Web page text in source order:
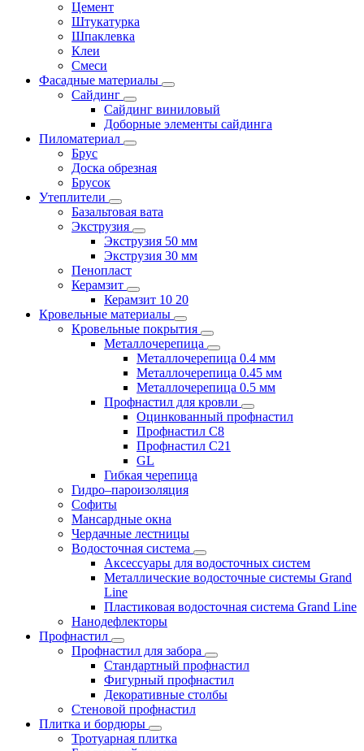
Цемент
Штукатурка
Шпаклевка
Клеи
Смеси
Фасадные материалы
Сайдинг
Сайдинг виниловый
Доборные элементы сайдинга
Пиломатериал
Брус
Доска обрезная
Брусок
Утеплители
Базальтовая вата
Экструзия
Экструзия 50 мм
Экструзия 30 мм
Пенопласт
Керамзит
Керамзит 10 20
Кровельные материалы
Кровельные покрытия
Металлочерепица
Металлочерепица 0.4 мм
Металлочерепица 0.45 мм
Металлочерепица 0.5 мм
Профнастил для кровли
Оцинкованный профнастил
Профнастил С8
Профнастил С21
GL
Гибкая черепица
Гидро–пароизоляция
Софиты
Мансардные окна
Чердачные лестницы
Водосточная система
Аксессуары для водосточных систем
Металлические водосточные системы Grand
Line
Пластиковая водосточная система Grand Line
Нанодефлекторы
Профнастил
Профнастил для забора
Стандартный профнастил
Фигурный профнастил
Декоративные столбы
Стеновой профнастил
Плитка и бордюры
Тротуарная плитка